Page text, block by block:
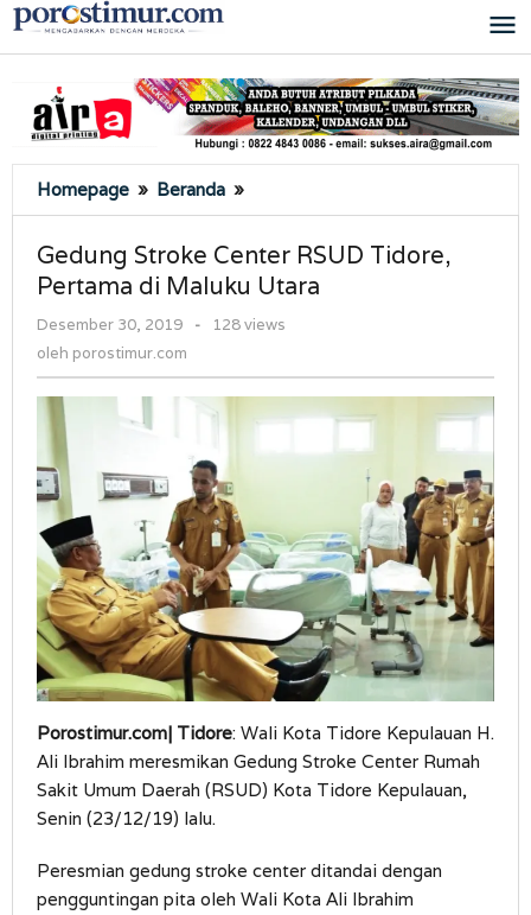
Lewati
ke
Homepage » Beranda »
Stroke
Center
RSUD
Tidore,
Pertama
Maluku
Utara
Gedung Stroke Center RSUD Tidore,
Pertama di Maluku Utara
Desember 30, 2019
oleh
-
128 views
oleh porostimur.com
Porostimur.com| Tidore: Wali Kota Tidore Kepulauan H.
Ali Ibrahim meresmikan Gedung Stroke Center Rumah
Sakit Umum Daerah (RSUD) Kota Tidore Kepulauan,
Senin (23/12/19) lalu.
Peresmian gedung stroke center ditandai dengan
pengguntingan pita oleh Wali Kota Ali Ibrahim